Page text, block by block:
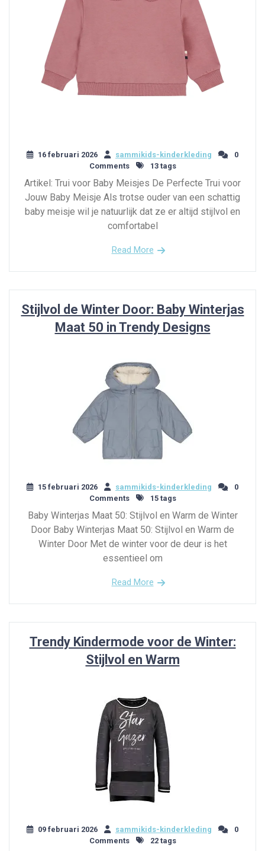
16 februari 2026 sammikids-kinderkleding
0
Comments
13 tags
Artikel: Trui voor Baby Meisjes De Perfecte Trui voor
Jouw Baby Meisje Als trotse ouder van een schattig
baby meisje wil je natuurlijk dat ze er altijd stijlvol en
comfortabel
Read More
Stijlvol de Winter Door: Baby Winterjas
Maat 50 in Trendy Designs
15 februari 2026 sammikids-kinderkleding
0
Comments
15 tags
Baby Winterjas Maat 50: Stijlvol en Warm de Winter
Door Baby Winterjas Maat 50: Stijlvol en Warm de
Winter Door Met de winter voor de deur is het
essentieel om
Read More
Trendy Kindermode voor de Winter:
Stijlvol en Warm
09 februari 2026 sammikids-kinderkleding
0
Comments
22 tags